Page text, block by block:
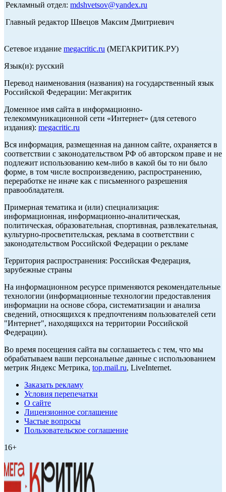
Рекламный отдел: mdshvetsov@yandex.ru
Главный редактор Швецов Максим Дмитриевич
Сетевое издание megacritic.ru (МЕГАКРИТИК.РУ)
Язык(и): русский
Перевод наименования (названия) на государственный язык
Российской Федерации: Мегакритик
Доменное имя сайта в информационно-
телекоммуникационной сети «Интернет» (для сетевого
издания): megacritic.ru
Вся информация, размещенная на данном сайте, охраняется в
соответствии с законодательством РФ об авторском праве и не
подлежит использованию кем-либо в какой бы то ни было
форме, в том числе воспроизведению, распространению,
переработке не иначе как с письменного разрешения
правообладателя.
Примерная тематика и (или) специализация:
информационная, информационно-аналитическая,
политическая, образовательная, спортивная, развлекательная,
культурно-просветительская, реклама в соответствии с
законодательством Российской Федерации о рекламе
Территория распространения: Российская Федерация,
зарубежные страны
На информационном ресурсе применяются рекомендательные
технологии (информационные технологии предоставления
информации на основе сбора, систематизации и анализа
сведений, относящихся к предпочтениям пользователей сети
"Интернет", находящихся на территории Российской
Федерации).
Во время посещения сайта вы соглашаетесь с тем, что мы
обрабатываем ваши персональные данные с использованием
метрик Яндекс Метрика, top.mail.ru, LiveInternet.
Заказать рекламу
Условия перепечатки
О сайте
Лицензионное соглашение
Частые вопросы
Пользовательское соглашение
16+